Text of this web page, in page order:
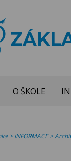
O ŠKOLE
>INFORMACE>